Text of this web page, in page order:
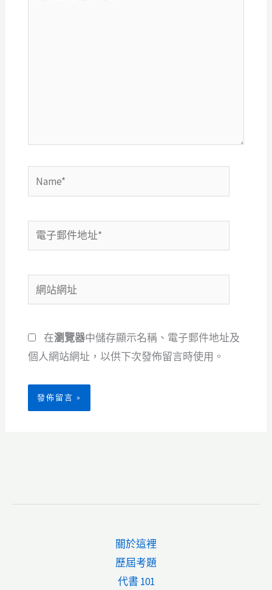
Name*
電
子
件
地
*
網
站
址
在瀏覽器中儲存顯示名稱、電子郵件地址及
個人網站網址，以供下次發佈留言時使用。
關於這裡
歷屆考題
代書 101